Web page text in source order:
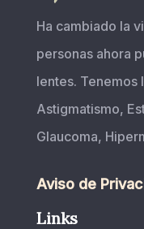
Ha cambiado la
personas ahora
lentes. Tenemos
Astigmatismo,
Glaucoma,
Aviso de
Links